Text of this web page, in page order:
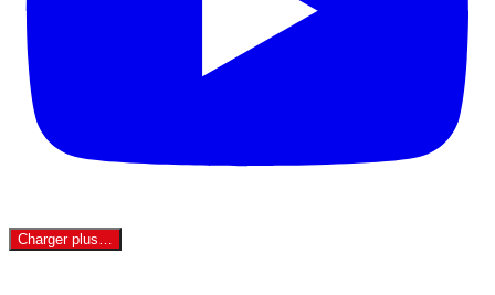
Charger plus…